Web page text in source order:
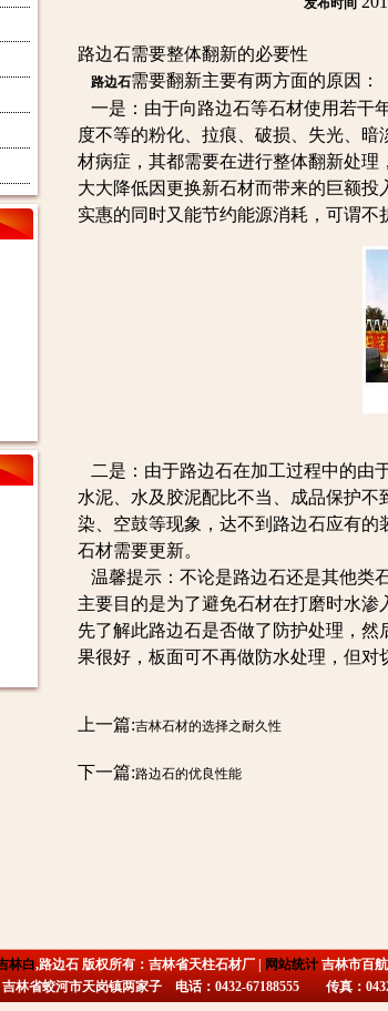
发布时间
路边石需要整体翻新的必要性
路边石需要翻新主要有两方面的原因：
一是：由于向路边石等石材使用若干
度不等的粉化、拉痕、破损、失光、
材病症，其都需要在进行整体翻新处
大大降低因更换新石材而带来的巨额
实惠的同时又能节约能源消耗，可谓不
二是：由于路边石在加工过程中的由
水泥、水及胶泥配比不当、成品保护
染、空鼓等现象，达不到路边石应有
石材需要更新。
温馨提示：不论是路边石还是其他类
主要目的是为了避免石材在打磨时水
先了解此路边石是否做了防护处理，
果很好，板面可不再做防水处理，但对
上一篇:吉林石材的选择之耐久性
下一篇:路边石的优良性能
林白,路边石 版权所有：吉林省天柱石材厂 | 网站统计吉林市百
吉林省蛟河市天岗镇两家子 电话：0432-67188555 传真：